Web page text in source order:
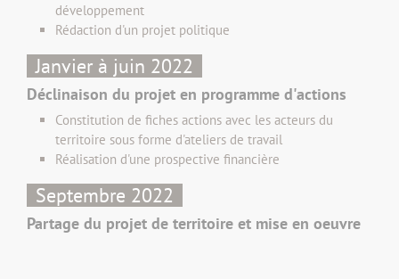
développement
Rédaction d'un projet politique
Janvier à juin 2022
Déclinaison du projet en programme d'actions
Constitution de fiches actions avec les acteurs du
territoire sous forme d'ateliers de travail
Réalisation d'une prospective financière
Septembre 2022
Partage du projet de territoire et mise en oeuvre